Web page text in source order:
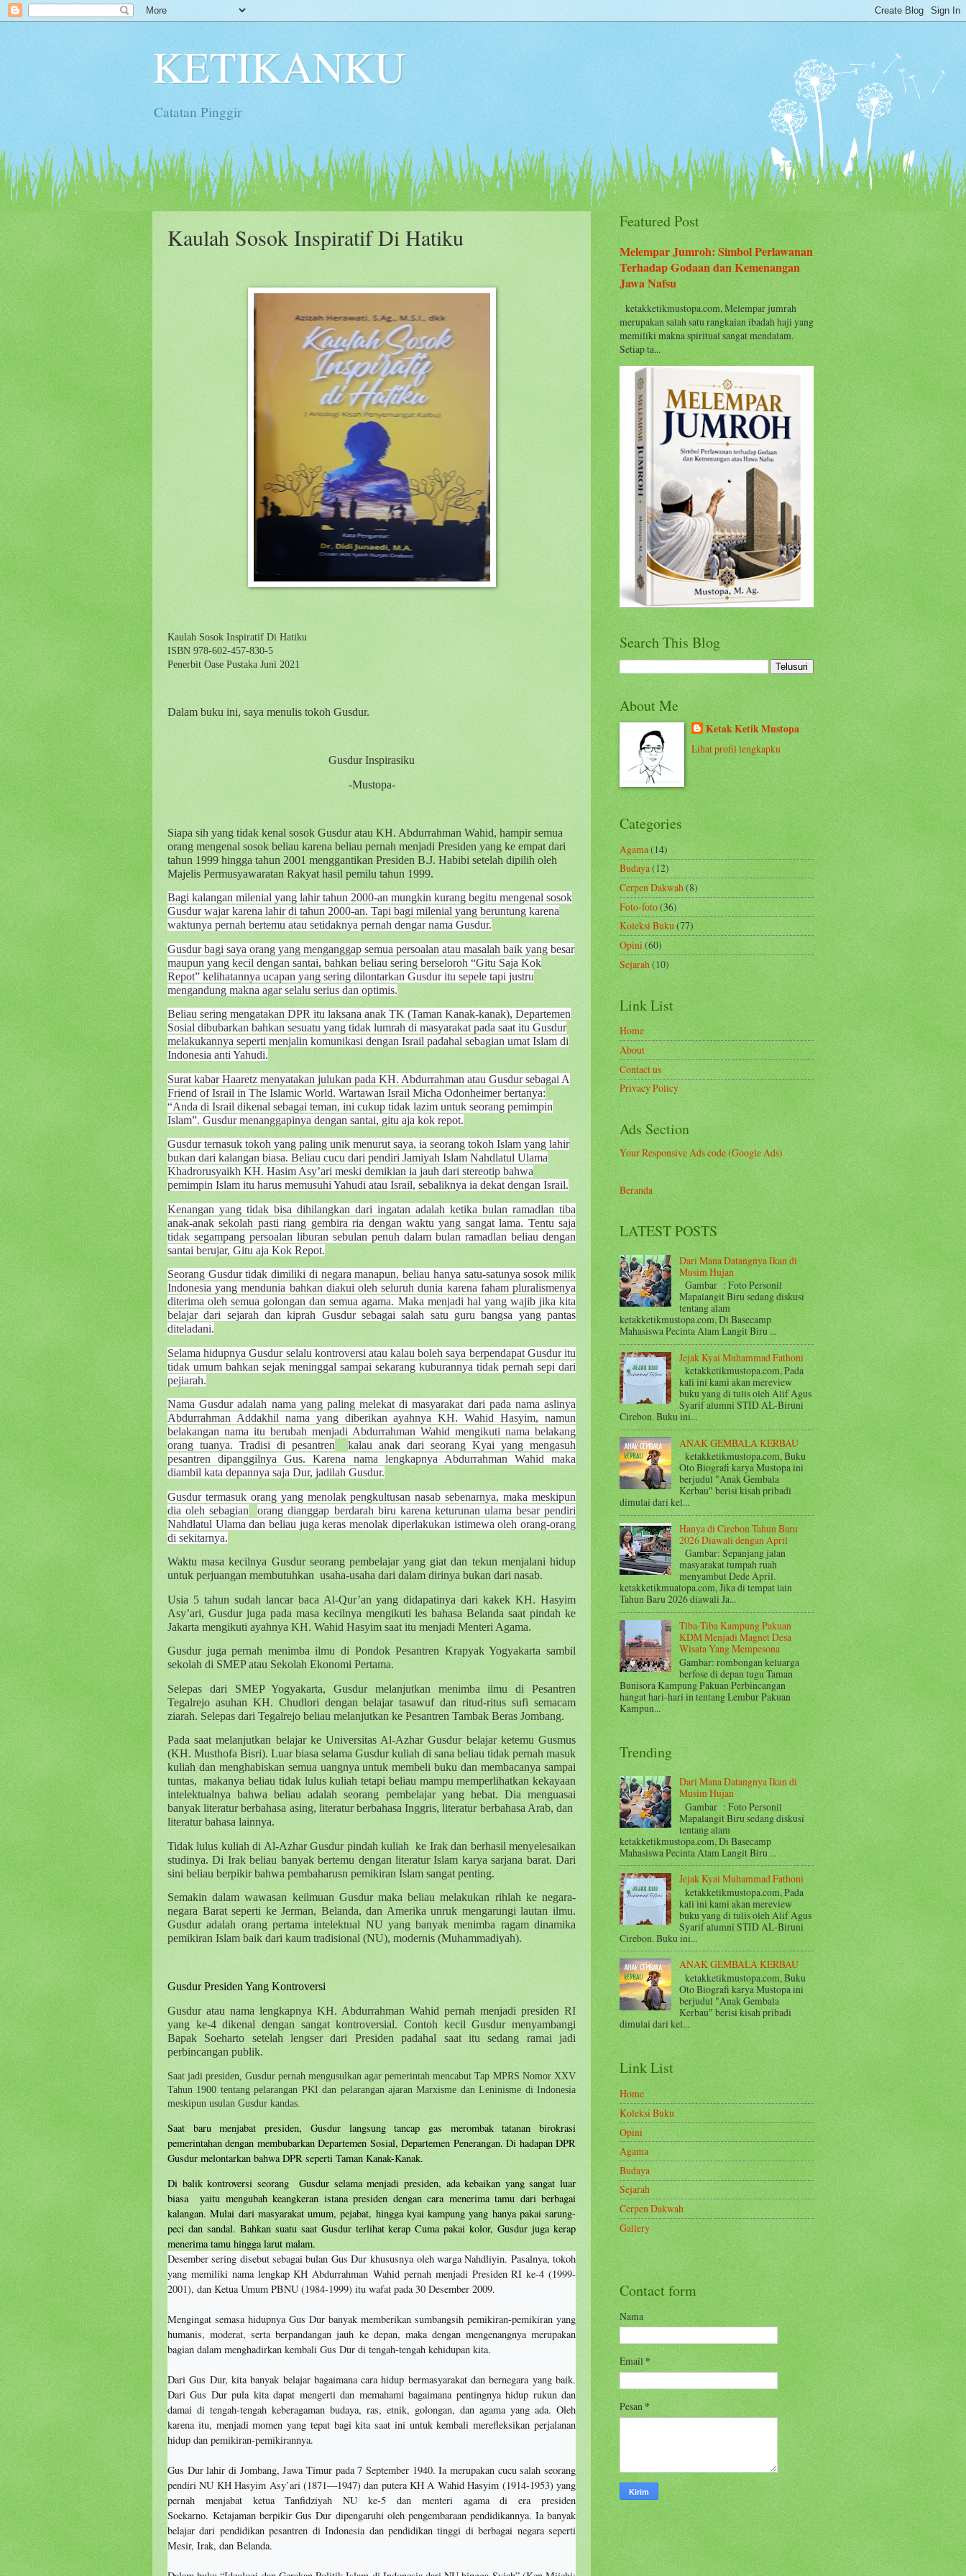
KETIKANKU
Catatan Pinggir
Kaulah Sosok Inspiratif Di Hatiku
Kaulah Sosok Inspiratif Di Hatiku
ISBN 978-602-457-830-5
Penerbit Oase Pustaka Juni 2021
Dalam buku ini, saya menulis tokoh Gusdur.
Gusdur Inspirasiku
-Mustopa-
Siapa sih yang tidak kenal sosok Gusdur atau KH. Abdurrahman Wahid, hampir semua
orang mengenal sosok beliau karena beliau pernah menjadi Presiden yang ke empat dari
tahun 1999 hingga tahun 2001 menggantikan Presiden B.J. Habibi setelah dipilih oleh
Majelis Permusyawaratan Rakyat hasil pemilu tahun 1999.
Bagi kalangan milenial yang lahir tahun 2000-an mungkin kurang begitu mengenal sosok
Gusdur wajar karena lahir di tahun 2000-an. Tapi bagi milenial yang beruntung karena
waktunya pernah bertemu atau setidaknya pernah dengar nama Gusdur.
Gusdur bagi saya orang yang menganggap semua persoalan atau masalah baik yang besar
maupun yang kecil dengan santai, bahkan beliau sering berseloroh “Gitu Saja Kok
Repot” kelihatannya ucapan yang sering dilontarkan Gusdur itu sepele tapi justru
mengandung makna agar selalu serius dan optimis.
Beliau sering mengatakan DPR itu laksana anak TK (Taman Kanak-kanak), Departemen
Sosial dibubarkan bahkan sesuatu yang tidak lumrah di masyarakat pada saat itu Gusdur
melakukannya seperti menjalin komunikasi dengan Israil padahal sebagian umat Islam di
Indonesia anti Yahudi.
Surat kabar Haaretz menyatakan julukan pada KH. Abdurrahman atau Gusdur sebagai A
Friend of Israil in The Islamic World. Wartawan Israil Micha Odonheimer bertanya:
“Anda di Israil dikenal sebagai teman, ini cukup tidak lazim untuk seorang pemimpin
Islam”. Gusdur menanggapinya dengan santai, gitu aja kok repot.
Gusdur ternasuk tokoh yang paling unik menurut saya, ia seorang tokoh Islam yang lahir
bukan dari kalangan biasa. Beliau cucu dari pendiri Jamiyah Islam Nahdlatul Ulama
Khadrorusyaikh KH. Hasim Asy’ari meski demikian ia jauh dari stereotip bahwa
pemimpin Islam itu harus memusuhi Yahudi atau Israil, sebaliknya ia dekat dengan Israil.
Kenangan yang tidak bisa dihilangkan dari ingatan adalah ketika bulan ramadlan tiba
anak-anak sekolah pasti riang gembira ria dengan waktu yang sangat lama. Tentu saja
tidak segampang persoalan liburan sebulan penuh dalam bulan ramadlan beliau dengan
santai berujar, Gitu aja Kok Repot.
Seorang Gusdur tidak dimiliki di negara manapun, beliau hanya satu-satunya sosok milik
Indonesia yang mendunia bahkan diakui oleh seluruh dunia karena faham pluralismenya
diterima oleh semua golongan dan semua agama. Maka menjadi hal yang wajib jika kita
belajar dari sejarah dan kiprah Gusdur sebagai salah satu guru bangsa yang pantas
diteladani.
Selama hidupnya Gusdur selalu kontroversi atau kalau boleh saya berpendapat Gusdur itu
tidak umum bahkan sejak meninggal sampai sekarang kuburannya tidak pernah sepi dari
pejiarah.
Nama Gusdur adalah nama yang paling melekat di masyarakat dari pada nama aslinya
Abdurrahman Addakhil nama yang diberikan ayahnya KH. Wahid Hasyim, namun
belakangan nama itu berubah menjadi Abdurrahman Wahid mengikuti nama belakang
orang tuanya. Tradisi di pesantren
kalau anak dari seorang Kyai yang mengasuh
pesantren dipanggilnya Gus. Karena nama lengkapnya Abdurrahman Wahid maka
diambil kata depannya saja Dur, jadilah Gusdur.
Gusdur termasuk orang yang menolak pengkultusan nasab sebenarnya, maka meskipun
dia oleh sebagian
orang dianggap berdarah biru karena keturunan ulama besar pendiri
Nahdlatul Ulama dan beliau juga keras menolak diperlakukan istimewa oleh orang-orang
di sekitarnya.
Waktu masa kecilnya Gusdur seorang pembelajar yang giat dan tekun menjalani hidup
untuk perjuangan membutuhkan usaha-usaha dari dalam dirinya bukan dari nasab.
Usia 5 tahun sudah lancar baca Al-Qur’an yang didapatinya dari kakek KH. Hasyim
Asy’ari, Gusdur juga pada masa kecilnya mengikuti les bahasa Belanda saat pindah ke
Jakarta mengikuti ayahnya KH. Wahid Hasyim saat itu menjadi Menteri Agama.
Gusdur juga pernah menimba ilmu di Pondok Pesantren Krapyak Yogyakarta sambil
sekolah di SMEP atau Sekolah Ekonomi Pertama.
Selepas dari SMEP Yogyakarta, Gusdur melanjutkan menimba ilmu di Pesantren
Tegalrejo asuhan KH. Chudlori dengan belajar tasawuf dan ritud-ritus sufi semacam
ziarah. Selepas dari Tegalrejo beliau melanjutkan ke Pesantren Tambak Beras Jombang.
Pada saat melanjutkan belajar ke Universitas Al-Azhar Gusdur belajar ketemu Gusmus
(KH. Musthofa Bisri). Luar biasa selama Gusdur kuliah di sana beliau tidak pernah masuk
kuliah dan menghabiskan semua uangnya untuk membeli buku dan membacanya sampai
tuntas,
makanya beliau tidak lulus kuliah tetapi beliau mampu memperlihatkan kekayaan
intelektualnya bahwa beliau adalah seorang pembelajar yang hebat. Dia menguasai
banyak literatur berbahasa asing, literatur berbahasa Inggris, literatur berbahasa Arab, dan
literatur bahasa lainnya.
Tidak lulus kuliah di Al-Azhar Gusdur pindah kuliah ke Irak dan berhasil menyelesaikan
studinya. Di Irak beliau banyak bertemu dengan literatur Islam karya sarjana barat. Dari
sini beliau berpikir bahwa pembaharusn pemikiran Islam sangat penting.
Semakin dalam wawasan keilmuan Gusdur maka beliau melakukan rihlah ke negara-
negara Barat seperti ke Jerman, Belanda, dan Amerika unruk mengarungi lautan ilmu.
Gusdur adalah orang pertama intelektual NU yang banyak menimba ragam dinamika
pemikiran Islam baik dari kaum tradisional (NU), modernis (Muhammadiyah).
Gusdur Presiden Yang Kontroversi
Gusdur atau nama lengkapnya KH. Abdurrahman Wahid pernah menjadi presiden RI
yang ke-4 dikenal dengan sangat kontroversial. Contoh kecil Gusdur menyambangi
Bapak Soeharto setelah lengser dari Presiden padahal saat itu sedang ramai jadi
perbincangan publik.
Saat jadi presiden, Gusdur pernah mengusulkan agar pemerintah mencabut Tap MPRS Nomor XXV
Tahun 1900 tentang pelarangan PKI dan pelarangan ajaran Marxisme dan Leninisme di Indonesia
meskipun usulan Gusdur kandas.
Saat baru menjabat presiden, Gusdur langsung tancap gas merombak tatanan birokrasi
pemerintahan dengan membubarkan Departemen Sosial, Departemen Penerangan. Di hadapan DPR
Gusdur melontarkan bahwa DPR seperti Taman Kanak-Kanak.
Di balik kontroversi seorang
Gusdur selama menjadi presiden, ada kebaikan yang sangat luar
biasa
yaitu mengubah keangkeran istana presiden dengan cara menerima tamu dari berbagai
kalangan. Mulai dari masyarakat umum, pejabat, hingga kyai kampung yang hanya pakai sarung-
peci dan sandal. Bahkan suatu saat Gusdur terlihat kerap Cuma pakai kolor, Gusdur juga kerap
menerima tamu hingga larut malam.
Desember sering disebut sebagai bulan Gus Dur khususnya oleh warga Nahdliyin. Pasalnya, tokoh
yang memiliki nama lengkap KH Abdurrahman Wahid pernah menjadi Presiden RI ke-4 (1999-
2001), dan Ketua Umum PBNU (1984-1999) itu wafat pada 30 Desember 2009.
Mengingat semasa hidupnya Gus Dur banyak memberikan sumbangsih pemikiran-pemikiran yang
humanis, moderat, serta berpandangan jauh ke depan, maka dengan mengenangnya merupakan
bagian dalam menghadirkan kembali Gus Dur di tengah-tengah kehidupan kita.
Dari Gus Dur, kita banyak belajar bagaimana cara hidup bermasyarakat dan bernegara yang baik.
Dari Gus Dur pula kita dapat mengerti dan memahami bagaimana pentingnya hidup rukun dan
damai di tengah-tengah keberagaman budaya, ras, etnik, golongan, dan agama yang ada. Oleh
karena itu, menjadi momen yang tepat bagi kita saat ini untuk kembali merefleksikan perjalanan
hidup dan pemikiran-pemikirannya.
Gus Dur lahir di Jombang, Jawa Timur pada 7 September 1940. Ia merupakan cucu salah seorang
pendiri NU KH Hasyim Asy’ari (1871—1947) dan putera KH A Wahid Hasyim (1914-1953) yang
pernah menjabat ketua Tanfidziyah NU ke-5 dan menteri agama di era presiden
Soekarno. Ketajaman berpikir Gus Dur dipengaruhi oleh pengembaraan pendidikannya. Ia banyak
belajar dari pendidikan pesantren di Indonesia dan pendidikan tinggi di berbagai negara seperti
Mesir, Irak, dan Belanda.
Featured Post
Melempar Jumroh: Simbol Perlawanan
Terhadap Godaan dan Kemenangan
Jawa Nafsu
ketakketikmustopa.com, Melempar jumrah
merupakan salah satu rangkaian ibadah haji yang
memiliki makna spiritual sangat mendalam.
Setiap ta...
Search This Blog
About Me
Ketak Ketik Mustopa
Lihat profil lengkapku
Categories
Agama(14)
Budaya(12)
Cerpen Dakwah(8)
Foto-foto(36)
Koleksi Buku(77)
Opini(60)
Sejarah(10)
Link List
Home
About
Contact us
Privacy Policy
Ads Section
Your Responsive Ads code (Google Ads)
Beranda
LATEST POSTS
Dari Mana Datangnya Ikan di
Musim Hujan
Gambar : Foto Personil
Mapalangit Biru sedang diskusi
tentang alam
ketakketikmustopa.com, Di Basecamp
Mahasiswa Pecinta Alam Langit Biru ...
Jejak Kyai Muhammad Fathoni
ketakketikmustopa.com, Pada
kali ini kami akan mereview
buku yang di tulis oleh Alif Agus
Syarif alumni STID AL-Biruni
Cirebon. Buku ini...
ANAK GEMBALA KERBAU
ketakketikmustopa.com, Buku
Oto Biografi karya Mustopa ini
berjudul "Anak Gembala
Kerbau" berisi kisah pribadi
dimulai dari kel...
Hanya di Cirebon Tahun Baru
2026 Diawali dengan April
Gambar: Sepanjang jalan
masyarakat tumpah ruah
menyambut Dede April.
ketakketikmuatopa.com, Jika di tempat lain
Tahun Baru 2026 diawali Ja...
Tiba-Tiba Kampung Pakuan
KDM Menjadi Magnet Desa
Wisata Yang Mempesona
Gambar: rombongan keluarga
berfose di depan tugu Taman
Bunisora Kampung Pakuan Perbincangan
hangat hari-hari in tentang Lembur Pakuan
Kampun...
Trending
Dari Mana Datangnya Ikan di
Musim Hujan
Gambar : Foto Personil
Mapalangit Biru sedang diskusi
tentang alam
ketakketikmustopa.com, Di Basecamp
Mahasiswa Pecinta Alam Langit Biru ...
Jejak Kyai Muhammad Fathoni
ketakketikmustopa.com, Pada
kali ini kami akan mereview
buku yang di tulis oleh Alif Agus
Syarif alumni STID AL-Biruni
Cirebon. Buku ini...
ANAK GEMBALA KERBAU
ketakketikmustopa.com, Buku
Oto Biografi karya Mustopa ini
berjudul "Anak Gembala
Kerbau" berisi kisah pribadi
dimulai dari kel...
Link List
Home
Koleksi Buku
Opini
Agama
Budaya
Sejarah
Cerpen Dakwah
Gallery
Contact form
Nama
Email*
Pesan*